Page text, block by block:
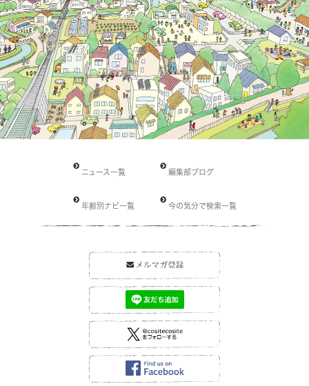
ニュース一覧 編集部ブログ
年齢別ナビ一覧 今の気分で検索一覧